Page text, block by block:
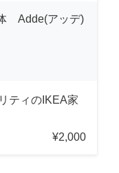
Adde(アッデ)
ティのIKEA家
¥2,000